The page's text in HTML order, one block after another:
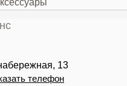
13
телефон